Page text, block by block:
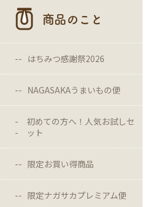
商品のこと
はちみつ感謝祭2026
NAGASAKAうまいもの便
初めての方へ！人気お試しセ
ット
限定お買い得商品
限定ナガサカプレミアム便